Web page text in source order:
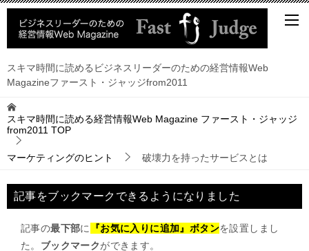
スキマ時間に読めるビジネスリーダーのための経営情報Web
Magazineファースト・ジャッジfrom2011
スキマ時間に読める経営情報Web Magazine ファースト・ジャッジ
from2011 TOP
マーケティングのヒント 破壊力を持ったサービスとは
記事をブックマークできるようになりました
記事の最下部に 『お気に入りに追加』ボタンを設置しまし
た。 ブックマークができます。